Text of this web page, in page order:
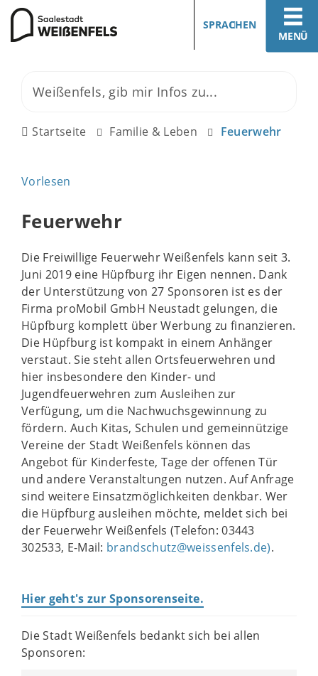
MENÜ
SPRACHEN
Startseite Familie & Leben Feuerwehr
Vorlesen
Feuerwehr
Die Freiwillige Feuerwehr Weißenfels kann seit 3.
Juni 2019 eine Hüpfburg ihr Eigen nennen. Dank
der Unterstützung von 27 Sponsoren ist es der
Firma proMobil GmbH Neustadt gelungen, die
Hüpfburg komplett über Werbung zu finanzieren.
Die Hüpfburg ist kompakt in einem Anhänger
verstaut. Sie steht allen Ortsfeuerwehren und
hier insbesondere den Kinder- und
Jugendfeuerwehren zum Ausleihen zur
Verfügung, um die Nachwuchsgewinnung zu
fördern. Auch Kitas, Schulen und gemeinnützige
Vereine der Stadt Weißenfels können das
Angebot für Kinderfeste, Tage der offenen Tür
und andere Veranstaltungen nutzen. Auf Anfrage
sind weitere Einsatzmöglichkeiten denkbar. Wer
die Hüpfburg ausleihen möchte, meldet sich bei
der Feuerwehr Weißenfels (Telefon: 03443
302533, E-Mail: brandschutz@weissenfels.de).
Hier geht's zur Sponsorenseite.
Die Stadt Weißenfels bedankt sich bei allen
Sponsoren: